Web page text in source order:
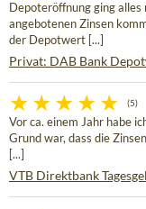
Depoteröffnung ging alles
angebotenen Zinsen
der Depotwert [...]
Privat: DAB Bank
(5)
Vor ca. einem Jahr habe
Grund war, dass die
[...]
VTB Direktbank